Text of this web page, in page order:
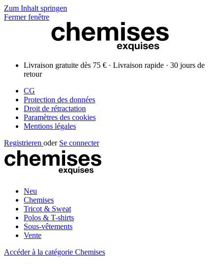
Zum Inhalt springen
Fermer fenêtre
Livraison gratuite dès 75 € · Livraison rapide · 30 jours de
retour
CG
Protection des données
Droit de rétractation
Paramètres des cookies
Mentions légales
Registrieren oder Se connecter
Neu
Chemises
Tricot & Sweat
Polos & T-shirts
Sous-vêtements
Vente
Accéder à la catégorie Chemises